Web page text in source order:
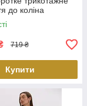
до коліна
719 ₴
Купити